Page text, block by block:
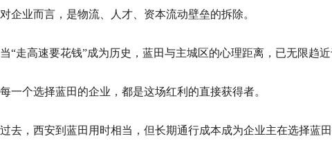
对企业而言，是物流、人才、资本流动壁垒的拆除。
当“走高速要花钱”成为历史，蓝田与主城区的心理距离，已无限趋近
每一个选择蓝田的企业，都是这场红利的直接获得者。
过去，西安到蓝田用时相当，但长期通行成本成为企业主在选择蓝